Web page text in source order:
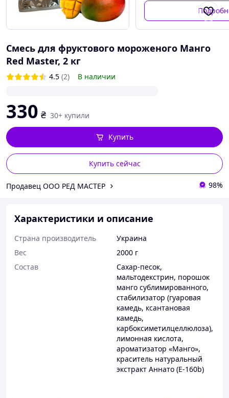
Смесь для фруктового мороженого Манго
Red Master, 2 кг
4.5 (2) В наличии
330 ₴ 30+ купили
Купить сейчас
Купить
Продавец ООО РЕД МАСТЕР 98%
Характеристики и описание
Страна производитель
Украина
Вес
2000 г
Состав
Сахар-песок,
мальтодекстрин, порошок
манго сублимированного,
стабилизатор (гуаровая
камедь, ксантановая
камедь,
карбоксиметилцеллюлоза),
лимонная кислота,
ароматизатор «Манго»,
краситель натуральный
экстракт Аннато (Е-160b)